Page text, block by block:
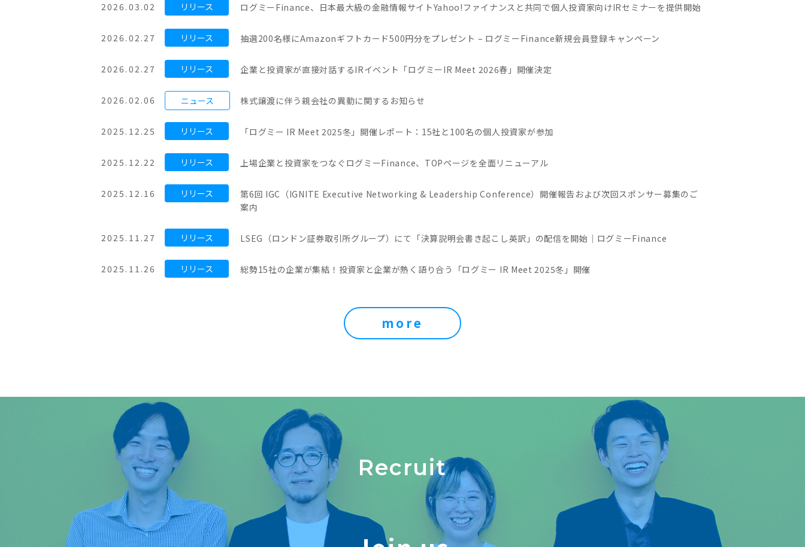
2026.03.02 ログミーFinance、日本最大級の金融情報サイトYahoo!ファイナンスと共同で個人投資家向けIRセミナーを提供開始
2026.02.27 抽選200名様にAmazonギフトカード500円分をプレゼント – ログミーFinance新規会員登録キャンペーン
2026.02.27 企業と投資家が直接対話するIRイベント「ログミーIR Meet 2026春」開催決定
2026.02.06 株式譲渡に伴う親会社の異動に関するお知らせ
2025.12.25 「ログミー IR Meet 2025冬」開催レポート：15社と100名の個人投資家が参加
2025.12.22 上場企業と投資家をつなぐログミーFinance、TOPページを全面リニューアル
2025.12.16
第6回 IGC（IGNITE Executive Networking & Leadership Conference）開催報告および次回スポンサー募集のご
案内
2025.11.27 LSEG（ロンドン証券取引所グループ）にて「決算説明会書き起こし英訳」の配信を開始｜ログミーFinance
2025.11.26 総勢15社の企業が集結！投資家と企業が熱く語り合う「ログミー IR Meet 2025冬」開催
more
Recruit